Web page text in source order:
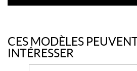
CES MODÈLES
INTÉRESSER